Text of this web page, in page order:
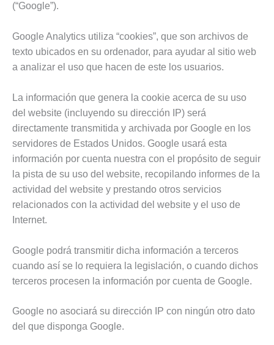
(“Google”).
Google Analytics utiliza “cookies”, que son archivos de
texto ubicados en su ordenador, para ayudar al sitio web
a analizar el uso que hacen de este los usuarios.
La información que genera la cookie acerca de su uso
del website (incluyendo su dirección IP) será
directamente transmitida y archivada por Google en los
servidores de Estados Unidos. Google usará esta
información por cuenta nuestra con el propósito de seguir
la pista de su uso del website, recopilando informes de la
actividad del website y prestando otros servicios
relacionados con la actividad del website y el uso de
Internet.
Google podrá transmitir dicha información a terceros
cuando así se lo requiera la legislación, o cuando dichos
terceros procesen la información por cuenta de Google.
Google no asociará su dirección IP con ningún otro dato
del que disponga Google.